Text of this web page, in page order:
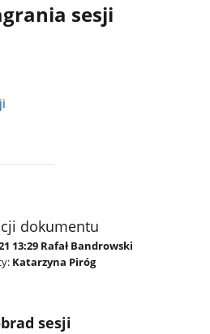
sesji
dokumentu
13:29 Rafał Bandrowski
Katarzyna Piróg
sesji